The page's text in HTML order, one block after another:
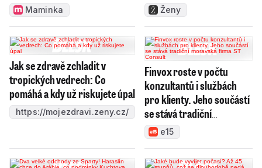
Maminka Ženy
Jak se zdravě zchladit v
tropických vedrech: Co
pomáhá a kdy už riskujete úpal
https://mojezdravi.zeny.cz/
Finvox roste v počtu
konzultantů i službách
pro klienty. Jeho součástí
se stává tradiční
moravská firma ST
Consult
e15